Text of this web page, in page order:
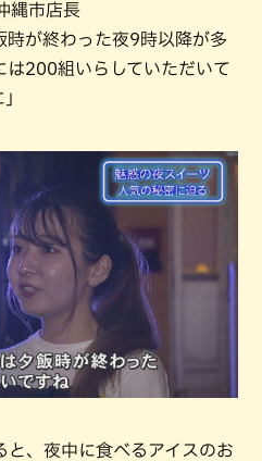
縄市店長
時が終わった夜9時以降が多
は200組いらしていただいて
、夜中に食べるアイスのお